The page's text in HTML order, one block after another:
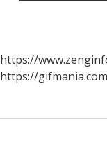
https://
https://